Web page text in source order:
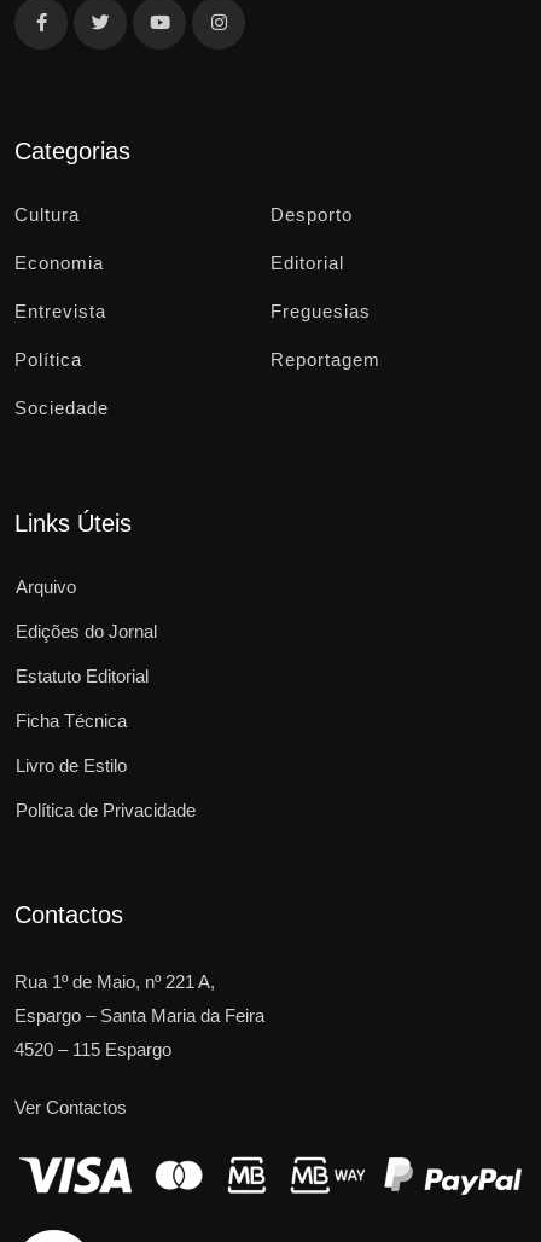
Categorias
Cultura Desporto
Economia Editorial
Entrevista Freguesias
Política Reportagem
Sociedade
Links Úteis
Arquivo
Edições do Jornal
Estatuto Editorial
Ficha Técnica
Livro de Estilo
Política de Privacidade
Contactos
Rua 1º de Maio, nº 221 A,
Espargo – Santa Maria da Feira
4520 – 115 Espargo
Ver Contactos